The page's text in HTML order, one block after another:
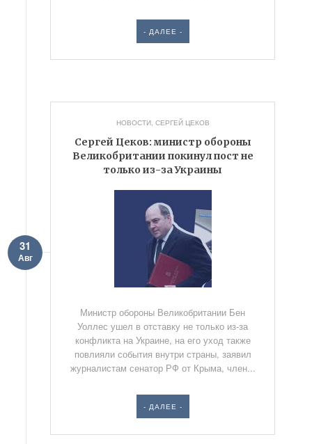
- ДАЛЕЕ -
НОВОСТИ, СЕРГЕЙ ЦЕКОВ
Сергей Цеков: министр обороны
Великобритании покинул пост не
только из-за Украины
31
Авг
Министр обороны Великобритании Бен
Уоллес ушел в отставку не только из-за
конфликта на Украине, на его уход также
повлияли события внутри страны, заявил
журналистам сенатор РФ от Крыма, член...
- ДАЛЕЕ -